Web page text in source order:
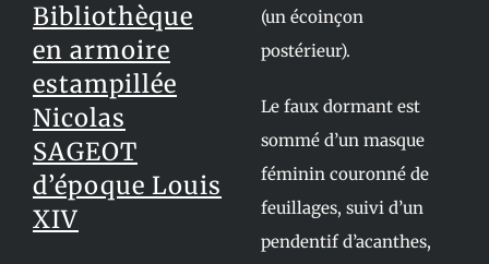
Bibliothèque
en armoire
estampillée
Nicolas
SAGEOT
d’époque Louis
XIV
(un écoinçon
postérieur).
Le faux dormant est
sommé d’un masque
féminin couronné de
feuillages, suivi d’un
pendentif d’acanthes,